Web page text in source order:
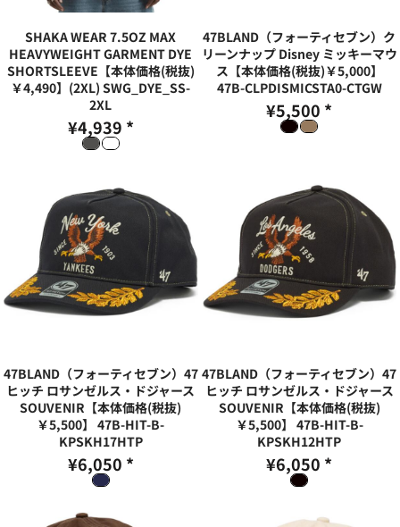
SHAKA WEAR 7.5OZ MAX
HEAVYWEIGHT GARMENT DYE
SHORTSLEEVE【本体価格(税抜)
￥4,490】(2XL) SWG_DYE_SS-
2XL
¥4,939 *
47BLAND（フォーティセブン）ク
リーンナップ Disney ミッキーマウ
ス【本体価格(税抜)￥5,000】
47B-CLPDISMICSTA0-CTGW
¥5,500 *
47BLAND（フォーティセブン）47
ヒッチ ロサンゼルス・ドジャース
SOUVENIR【本体価格(税抜)
￥5,500】
47B-HIT-B-
KPSKH17HTP
¥6,050 *
47BLAND（フォーティセブン）47
ヒッチ ロサンゼルス・ドジャース
SOUVENIR【本体価格(税抜)
￥5,500】 47B-HIT-B-
KPSKH12HTP
¥6,050 *